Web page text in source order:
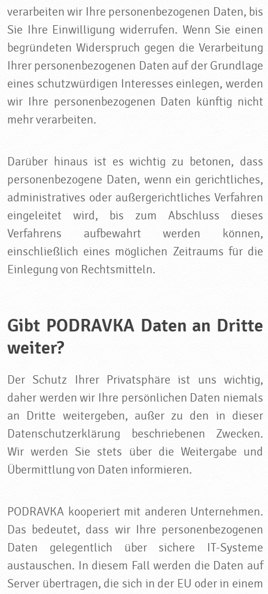
verarbeiten wir Ihre personenbezogenen Daten, bis
Sie Ihre Einwilligung widerrufen. Wenn Sie einen
begründeten Widerspruch gegen die Verarbeitung
Ihrer personenbezogenen Daten auf der Grundlage
eines schutzwürdigen Interesses einlegen, werden
wir Ihre personenbezogenen Daten künftig nicht
mehr verarbeiten.
Darüber hinaus ist es wichtig zu betonen, dass
personenbezogene Daten, wenn ein gerichtliches,
administratives oder außergerichtliches Verfahren
eingeleitet wird, bis zum Abschluss dieses
Verfahrens aufbewahrt werden können,
einschließlich eines möglichen Zeitraums für die
Einlegung von Rechtsmitteln.
Gibt PODRAVKA Daten an Dritte
weiter?
Der Schutz Ihrer Privatsphäre ist uns wichtig,
daher werden wir Ihre persönlichen Daten niemals
an Dritte weitergeben, außer zu den in dieser
Datenschutzerklärung beschriebenen Zwecken.
Wir werden Sie stets über die Weitergabe und
Übermittlung von Daten informieren.
PODRAVKA kooperiert mit anderen Unternehmen.
Das bedeutet, dass wir Ihre personenbezogenen
Daten gelegentlich über sichere IT-Systeme
austauschen. In diesem Fall werden die Daten auf
Server übertragen, die sich in der EU oder in einem